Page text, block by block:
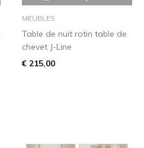
MEUBLES
Table de nuit rotin table de
chevet J-Line
€ 215,00